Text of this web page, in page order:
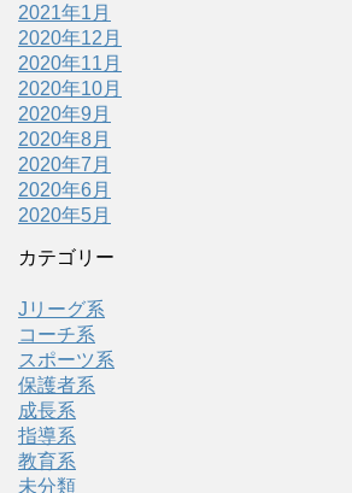
2021年1月
2020年12月
2020年11月
2020年10月
2020年9月
2020年8月
2020年7月
2020年6月
2020年5月
カテゴリー
Jリーグ系
コーチ系
スポーツ系
保護者系
成長系
指導系
教育系
未分類